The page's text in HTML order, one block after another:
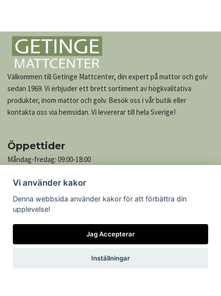
Välkommen till Getinge Mattcenter, din expert på mattor och golv
sedan 1969. Vi erbjuder ett brett sortiment av högkvalitativa
produkter, inom mattor och golv. Besök oss i vår butik eller
kontakta oss via hemsidan. Vi levererar till hela Sverige!
Öppettider
Måndag-fredag: 09:00-18:00
Söndag: Stängt
Kontakta oss
Vi använder kakor
Denna webbsida använder kakor för att förbättra din
upplevelse!
Jag Accepterar
Inställningar